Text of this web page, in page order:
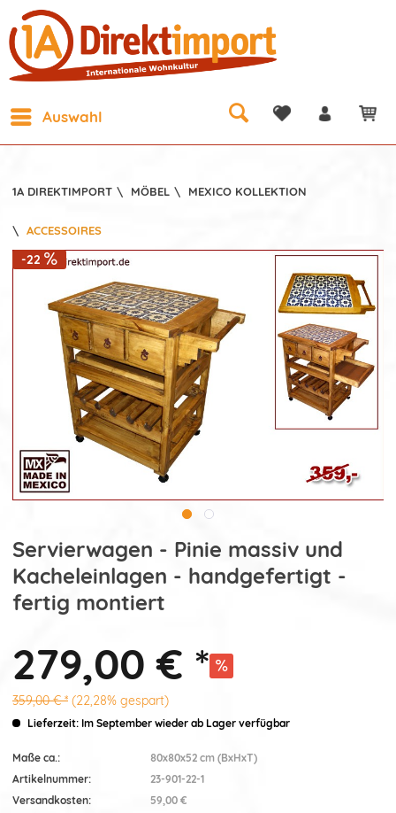
Auswahl
1A DIREKTIMPORT \ MÖBEL \ MEXICO KOLLEKTION
\ ACCESSOIRES
-22
Servierwagen - Pinie massiv und
Kacheleinlagen - handgefertigt -
fertig montiert
279,00 € *
359,00 € * (22,28% gespart)
Lieferzeit: Im September wieder ab Lager verfügbar
Maße ca.:
80x80x52 cm (BxHxT)
Artikelnummer:
23-901-22-1
Versandkosten:
59,00 €